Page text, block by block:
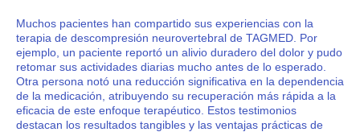
Muchos pacientes han compartido sus experiencias con la
terapia de descompresión neurovertebral de TAGMED. Por
ejemplo, un paciente reportó un alivio duradero del dolor y pudo
retomar sus actividades diarias mucho antes de lo esperado.
Otra persona notó una reducción significativa en la dependencia
de la medicación, atribuyendo su recuperación más rápida a la
eficacia de este enfoque terapéutico. Estos testimonios
destacan los resultados tangibles y las ventajas prácticas de